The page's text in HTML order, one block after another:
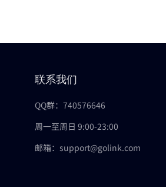
联系我们
QQ群：740576646
周一至周日 9:00-23:00
邮箱：support@golink.com